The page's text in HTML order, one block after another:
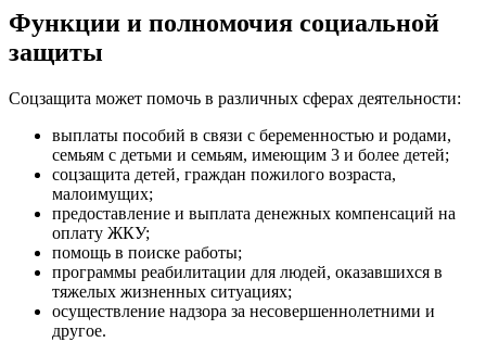
Функции и полномочия социальной
защиты
Соцзащита может помочь в различных сферах деятельности:
выплаты пособий в связи с беременностью и родами,
семьям с детьми и семьям, имеющим 3 и более детей;
соцзащита детей, граждан пожилого возраста,
малоимущих;
предоставление и выплата денежных компенсаций на
оплату ЖКУ;
помощь в поиске работы;
программы реабилитации для людей, оказавшихся в
тяжелых жизненных ситуациях;
осуществление надзора за несовершеннолетними и
другое.